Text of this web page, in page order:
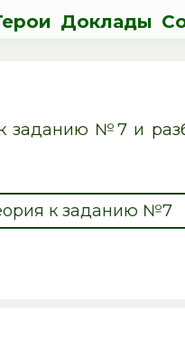
Доклады
№7 и
к заданию №7